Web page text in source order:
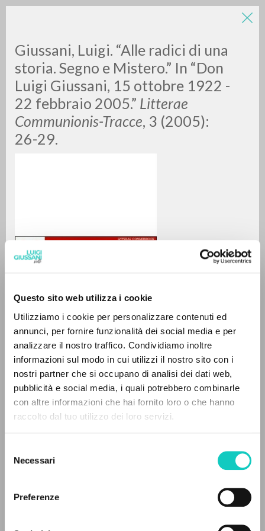
Questo sito web utilizza i cookie
Utilizziamo i cookie per personalizzare contenuti ed
annunci, per fornire funzionalità dei social media e per
analizzare il nostro traffico. Condividiamo inoltre
informazioni sul modo in cui utilizzi il nostro sito con i
nostri partner che si occupano di analisi dei dati web,
pubblicità e social media, i quali potrebbero combinarle
con altre informazioni che hai fornito loro o che hanno
raccolto dal tuo utilizzo dei loro servizi.
delNecessari
Preferenze
Giussani, Luigi. “Alle radici di una
storia. Segno e Mistero.” In “Don
Luigi Giussani, 15 ottobre 1922 -
22 febbraio 2005.” Litterae
Communionis-Tracce, 3 (2005):
26-29.
Giussani LuigiAutor
Italiano
Litterae Communionis-Tracce
19/12/2025
LUIGI
GIUSSANI
scritti
BÚSQUEDA AVANZADA »
0DOCUMENTOS ENCONTRADOS
RESULTADOS SUCESIVOS